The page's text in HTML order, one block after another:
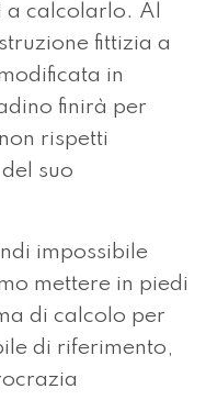
a calcolarlo. Al
fittizia a
in
finirà per
rispetti
suo
impossibile
mettere in piedi
di calcolo per
di riferimento,